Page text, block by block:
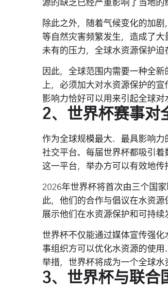
源的缺乏已经严重影响了当地的
除此之外，随着气候变化的加
等自然灾害频繁发生，造成了
未有的压力，全球水资源保护迫
因此，全球范围内需要一种全
上，必须加大对水资源保护的
影响力恰好可以用来引起全球对
2、世界杯赛事对
作为全球规模最大、最具影响
社交平台。每届世界杯都吸引
这一平台，举办方可以有效地传
2026年世界杯将首次由三个国
此，他们的合作与倡议在水资
展示他们在水资源保护和可持续
世界杯不仅能通过媒体宣传强
事组织方可以优化水资源的使
举措，世界杯将成为一个全球水
3、世界杯与联合